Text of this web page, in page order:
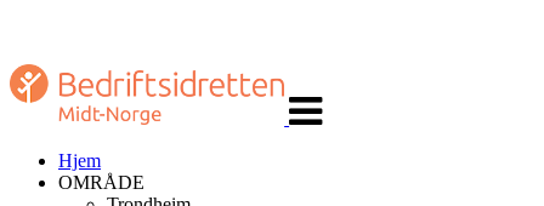
navigasjon
Hjem
OMRÅDE